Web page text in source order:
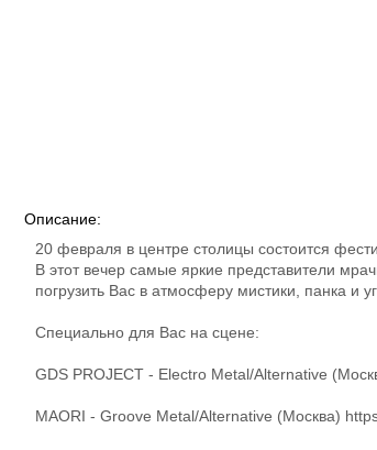
Описание:
20 февраля в центре столицы состоится
В этот вечер самые яркие представители
погрузить Вас в атмосферу мистики, панка и
Специально для Вас на сцене:
GDS PROJECT - Electro Metal/Alternative
MAORI - Groove Metal/Alternative (Москва)